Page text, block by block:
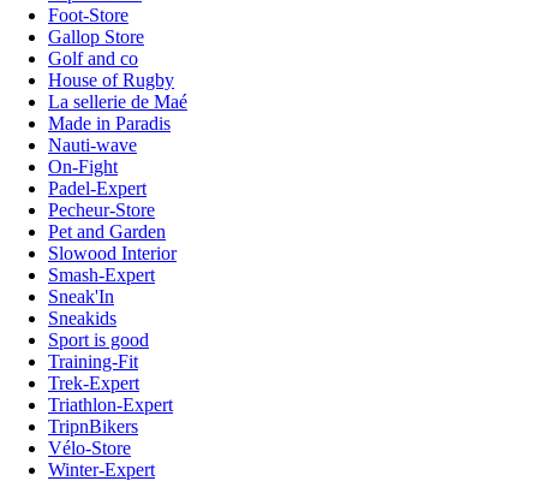
Foot-Store
Gallop Store
Golf and co
House of Rugby
La sellerie de Maé
Made in Paradis
Nauti-wave
On-Fight
Padel-Expert
Pecheur-Store
Pet and Garden
Slowood Interior
Smash-Expert
Sneak'In
Sneakids
Sport is good
Training-Fit
Trek-Expert
Triathlon-Expert
TripnBikers
Vélo-Store
Winter-Expert